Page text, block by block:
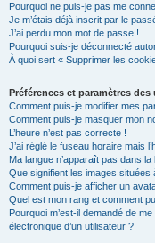
Pourquoi ne puis-je pas me
Je m’étais déjà inscrit par le
J’ai perdu mon mot de passe !
Pourquoi suis-je déconnecté
À quoi sert « Supprimer les
Préférences et paramètres
Comment puis-je modifier mes
Comment puis-je masquer mon
L’heure n’est pas correcte !
J’ai réglé le fuseau horaire mais
Ma langue n’apparaît pas dans la
Que signifient les images situées
Comment puis-je afficher un
Quel est mon rang et comment
Pourquoi m’est-il demandé de
électronique d’un utilisateur ?